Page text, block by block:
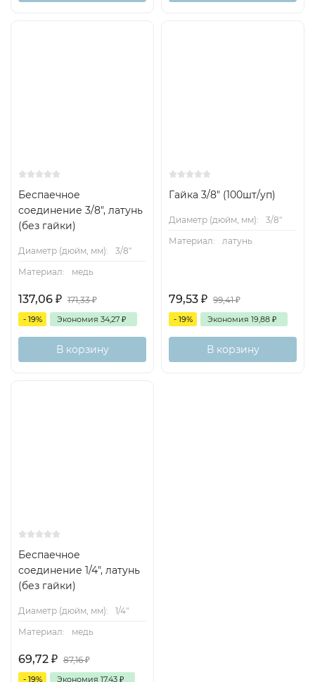
Беспаечное
соединение 3/8", латунь
(без гайки)
Диаметр (дюйм, мм):
3/8"
Материал:
медь
137,06 ₽ 171,33₽
- 19% Экономия 34,27 ₽
В корзину
Гайка 3/8" (100шт/уп)
Диаметр (дюйм, мм):
3/8"
Материал:
латунь
79,53 ₽ 99,41₽
- 19% Экономия 19,88 ₽
В корзину
Беспаечное
соединение 1/4", латунь
(без гайки)
Диаметр (дюйм, мм):
1/4"
Материал:
медь
69,72 ₽ 87,16₽
- 19% Экономия 17,43 ₽